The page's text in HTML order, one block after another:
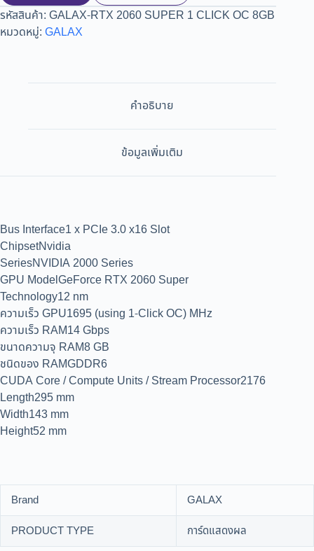
รหัสสินค้า: GALAX-RTX 2060 SUPER 1 CLICK OC 8GB
หมวดหมู่: GALAX
คำอธิบาย
ข้อมูลเพิ่มเติม
Bus Interface1 x PCIe 3.0 x16 Slot
ChipsetNvidia
SeriesNVIDIA 2000 Series
GPU ModelGeForce RTX 2060 Super
Technology12 nm
ความเร็ว GPU1695 (using 1-Click OC) MHz
ความเร็ว RAM14 Gbps
ขนาดความจุ RAM8 GB
ชนิดของ RAMGDDR6
CUDA Core / Compute Units / Stream Processor2176
Length295 mm
Width143 mm
Height52 mm
Brand
GALAX
PRODUCT TYPE
การ์ดแสดงผล